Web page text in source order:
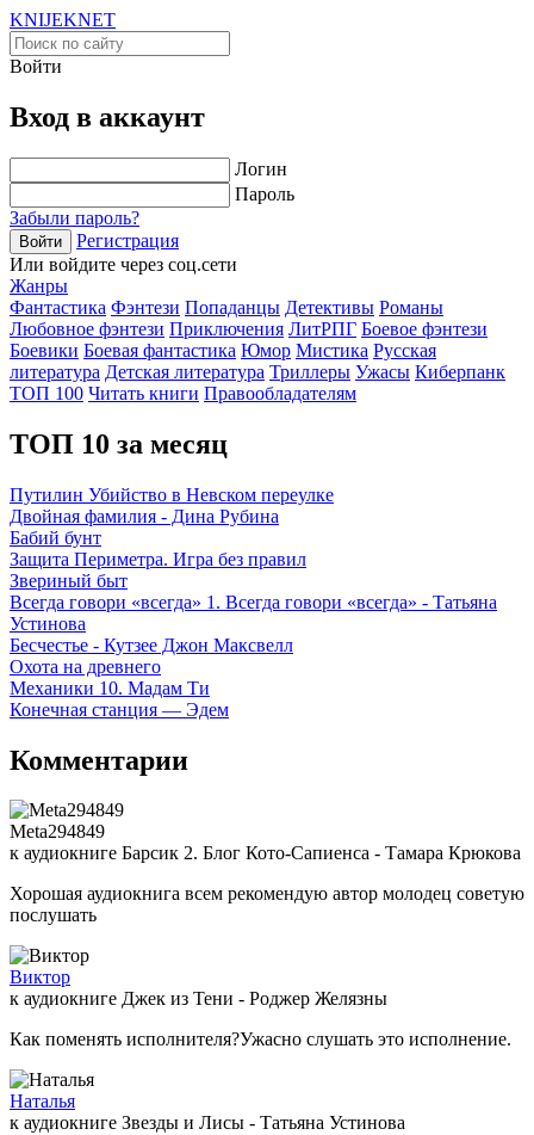
KNIJEKNET
Войти
Вход в аккаунт
Логин
Пароль
Забыли пароль?
Войти
Регистрация
Или войдите через соц.сети
Жанры
Фантастика Фэнтези Попаданцы Детективы Романы
Любовное фэнтези Приключения ЛитРПГ Боевое фэнтези
Боевики Боевая фантастика Юмор Мистика Русская
литература Детская литература Триллеры Ужасы Киберпанк
ТОП 100 Читать книги Правообладателям
ТОП 10 за месяц
Путилин Убийство в Невском переулке
Двойная фамилия - Дина Рубина
Бабий бунт
Защита Периметра. Игра без правил
Звериный быт
Всегда говори «всегда» 1. Всегда говори «всегда» - Татьяна
Устинова
Бесчестье - Кутзее Джон Максвелл
Охота на древнего
Механики 10. Мадам Ти
Конечная станция — Эдем
Комментарии
Meta294849
к аудиокниге Барсик 2. Блог Кото-Сапиенса - Тамара Крюкова
Хорошая аудиокнига всем рекомендую автор молодец советую
послушать
Виктор
к аудиокниге Джек из Тени - Роджер Желязны
Как поменять исполнителя?Ужасно слушать это исполнение.
Наталья
к аудиокниге Звезды и Лисы - Татьяна Устинова